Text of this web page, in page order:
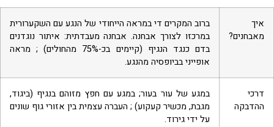
איך
מאבחנים?
ברוב המקרים די במראה הייחודי של הנגע עם השקערורית
במרכזו לצורך אבחנה. אבחנה מעבדתית: איתור נוגדנים
בדם כנגד הנגיף (קיימים בכ-75% מהחולים) ; מראה
אופייני בביופסיה מהנגע.
דרכי
ההדבקה
במגע של עור בעור; במגע עם חפץ מזוהם בנגיף (ביגוד,
מגבת, מכשיר קעקוע) ; העברה עצמית בין אזורי גוף שונים
על ידי גירוד.